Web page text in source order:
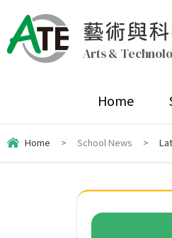
藝術與
Arts &
Home
Home > School News >